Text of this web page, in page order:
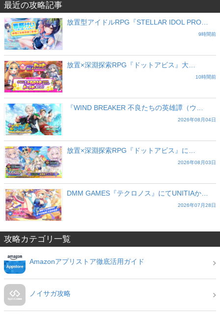
最近の攻略記事
放置型アイドルRPG『STELLAR IDOL PRO…
9時間前
放置×深淵探索RPG『ドットアビス』大…
10時間前
『WIND BREAKER 不良たちの英雄譚（ウ…
2026年08月04日
放置×深淵探索RPG『ドットアビス』に…
2026年08月03日
DMM GAMES『テクロノス』にてUNITIAか…
2026年07月28日
攻略カテゴリ一覧
Amazonアプリストア徹底活用ガイド
ノイサガ攻略